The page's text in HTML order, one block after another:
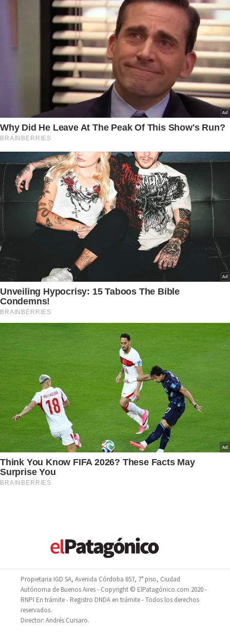
Propietaria IGD SA, Avenida Córdoba 657, 7° piso, Ciudad
Autónoma de Buenos Aires - Copyright © ElPatagónico.com 2020 -
RNPI En trámite - Registro DNDA en trámite - Todos los derechos
reservados.
Director: Andrés Cursaro.